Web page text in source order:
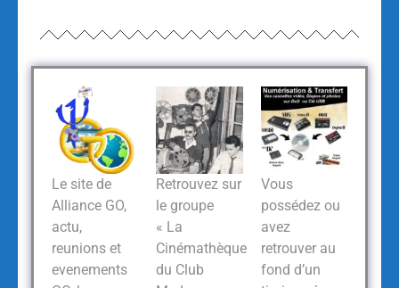
Le site de
Alliance GO,
actu,
reunions et
evenements
Retrouvez sur
le groupe
« La
Cinémathèque
du Club
Vous
possédez ou
avez
retrouver au
fond d’un